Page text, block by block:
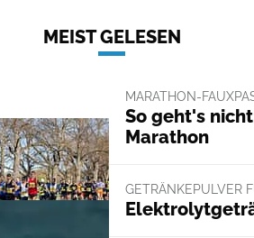
MEIST GELESEN
MARATHON-
So geht's
Marathon
GETRÄNKEPULVER